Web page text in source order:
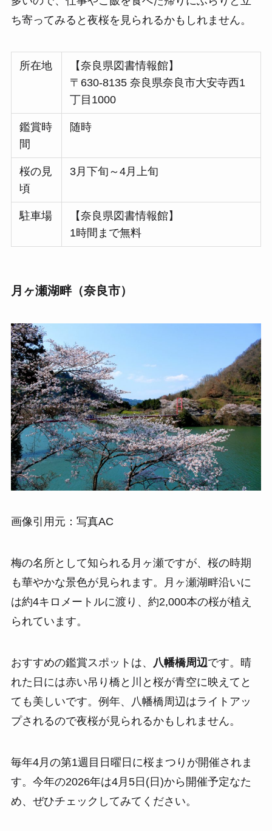
ち寄ってみると夜桜を見られるかもしれません。
所在地
【奈良県図書情報館】
〒630-8135 奈良県奈良市大安寺西1
丁目1000
鑑賞時
間
随時
桜の見
頃
3月下旬～4月上旬
駐車場
【奈良県図書情報館】
1時間まで無料
月ヶ瀬湖畔（奈良市）
画像引用元：写真AC
梅の名所として知られる月ヶ瀬ですが、桜の時期
も華やかな景色が見られます。月ヶ瀬湖畔沿いに
は約4キロメートルに渡り、約2,000本の桜が植え
られています。
おすすめの鑑賞スポットは、 八幡橋周辺です。晴
れた日には赤い吊り橋と川と桜が青空に映えてと
ても美しいです。例年、八幡橋周辺はライトアッ
プされるので夜桜が見られるかもしれません。
毎年4月の第1週目日曜日に桜まつりが開催されま
す。今年の2026年は4月5日(日)から開催予定なた
め、ぜひチェックしてみてください。